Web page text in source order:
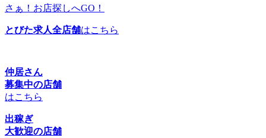
さぁ！お店探しへGO！
とびた求人全店舗はこちら
仲居さん
募集中の店舗
はこちら
出稼ぎ
大歓迎の店舗